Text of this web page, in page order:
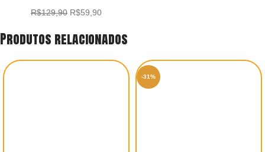
R$129,90 R$59,90
Produtos relacionados
-31%